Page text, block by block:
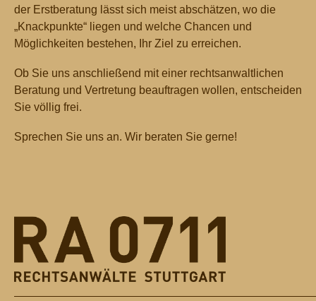
der Erstberatung lässt sich meist abschätzen, wo die
„Knackpunkte“ liegen und welche Chancen und
Möglichkeiten bestehen, Ihr Ziel zu erreichen.
Ob Sie uns anschließend mit einer rechtsanwaltlichen
Beratung und Vertretung beauftragen wollen, entscheiden
Sie völlig frei.
Sprechen Sie uns an. Wir beraten Sie gerne!